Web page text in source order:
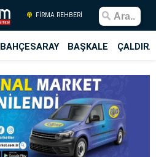
FİRMA REHBERİ
BAHÇESARAY BAŞKALE